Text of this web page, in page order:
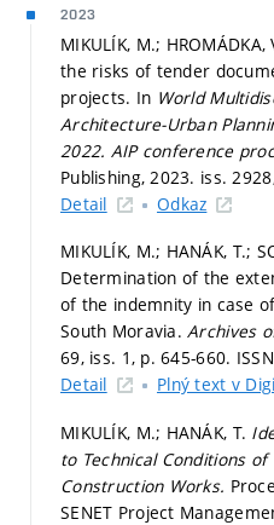
2023
MIKULÍK, M.;
the risks of tender
projects. In World
Architecture-Urban
2022. AIP conference
Publishing, 2023. iss.
Detail
Odkaz
MIKULÍK, M.; HANÁK, T.;
Determination of the
of the indemnity in case
South Moravia.Archives
69, iss. 1, p. 645-660.
Detail
Plný text v
MIKULÍK, M.; HANÁK, T.
to Technical Conditions
Construction Works.
SENET Project